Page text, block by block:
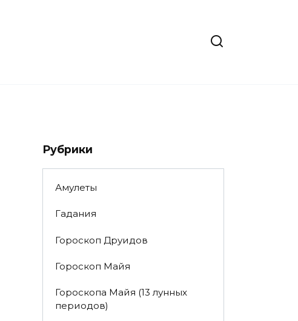
Рубрики
Амулеты
Гадания
Гороскоп Друидов
Гороскоп Майя
Гороскопа Майя (13 лунных
периодов)